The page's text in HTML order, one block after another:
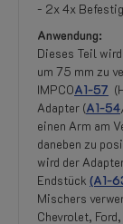
- 2x 4x
Anwendung:
Dieses Teil
um 75 mm zu
IMPCOA1-57
Adapter (A1-54
einen Arm am
daneben zu
wird der
Endstück (A1-
Mischers
Chevrolet,